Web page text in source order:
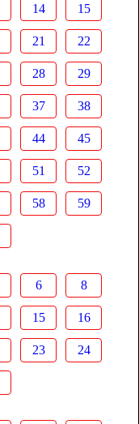
14 15
21 22
28 29
37 38
44 45
51 52
58 59
6 8
15 16
23 24